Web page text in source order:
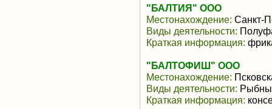
"БАЛТИЯ" ООО
Местонахождение: Санкт-
Виды деятельности:
Краткая информация:
"БАЛТОФИШ" ООО
Местонахождение:
Виды деятельности:
Краткая информация: